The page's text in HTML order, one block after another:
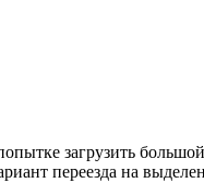
загрузить
переезда на